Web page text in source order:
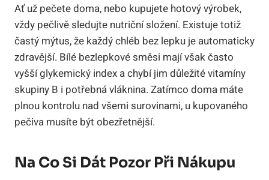
Ať už pečete doma, nebo kupujete hotový výrobek,
vždy pečlivě sledujte nutriční složení. Existuje totiž
častý mýtus, že každý chléb bez lepku je automaticky
zdravější. Bílé bezlepkové směsi mají však často
vyšší glykemický index a chybí jim důležité vitamíny
skupiny B i potřebná vláknina. Zatímco doma máte
plnou kontrolu nad všemi surovinami, u kupovaného
pečiva musíte být obezřetnější.
Na Co Si Dát Pozor Při Nákupu